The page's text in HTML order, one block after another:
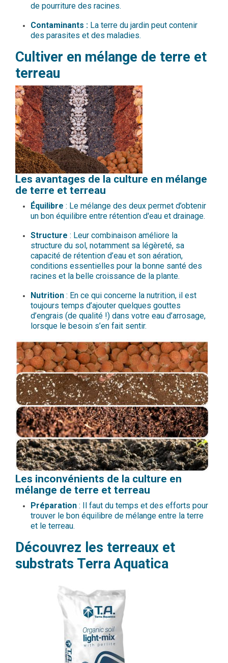
de pourriture des racines.
Contaminants : La terre du jardin peut contenir
des parasites et des maladies.
Cultiver en mélange de terre et
terreau
Les avantages de la culture en mélange
de terre et terreau
Équilibre : Le mélange des deux permet d’obtenir
un bon équilibre entre rétention d'eau et drainage.
Structure : Leur combinaison améliore la
structure du sol, notamment sa légèreté, sa
capacité de rétention d’eau et son aération,
conditions essentielles pour la bonne santé des
racines et la belle croissance de la plante.
Nutrition : En ce qui concerne la nutrition, il est
toujours temps d’ajouter quelques gouttes
d’engrais (de qualité !) dans votre eau d’arrosage,
lorsque le besoin s’en fait sentir.
Les inconvénients de la culture en
mélange de terre et terreau
Préparation : Il faut du temps et des efforts pour
trouver le bon équilibre de mélange entre la terre
et le terreau.
Découvrez les terreaux et
substrats Terra Aquatica